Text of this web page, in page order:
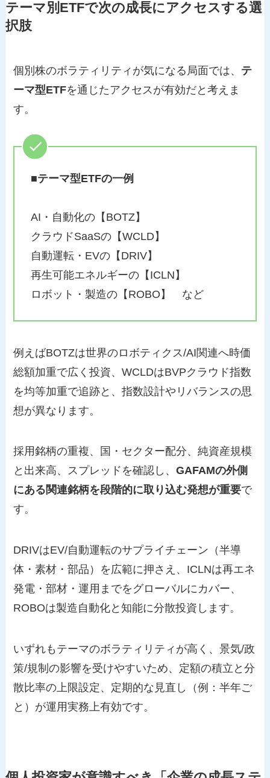
テーマ別ETFで次の成長にアクセスする選
択肢
個別株のボラティリティが気になる局面では、 テ
ーマ型ETFを通じたアクセスが有効だと考えま
す。
■テーマ型ETFの一例
AI・自動化の【BOTZ】
クラウドSaaSの【WCLD】
自動運転・EVの【DRIV】
再生可能エネルギーの【ICLN】
ロボット・製造の【ROBO】 など
例えばBOTZは世界のロボティクス/AI関連へ時価
総額加重で広く投資、WCLDはBVPクラウド指数
を均等加重で追跡と、指数設計やリバランスの思
想が異なります。
採用銘柄の重複、国・セクター配分、純資産規模
と出来高、スプレッドを確認し、GAFAMの外側
にある関連銘柄を段階的に取り込む発想が重要で
す。
DRIVはEV/自動運転のサプライチェーン（半導
体・素材・部品）を広範に押さえ、ICLNは再エネ
発電・部材・運用までをグローバルにカバー、
ROBOは製造自動化と知能に分散投資します。
いずれもテーマのボラティリティが高く、景気/政
策/規制の影響を受けやすいため、定額の積立と分
散比率の上限設定、定期的な見直し（例：半年ご
と）が運用実務上有効です。